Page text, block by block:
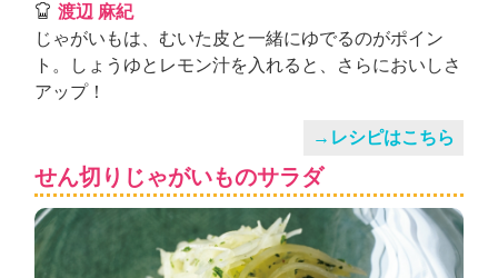
渡辺 麻紀
じゃがいもは、むいた皮と一緒にゆでるのがポイン
ト。しょうゆとレモン汁を入れると、さらにおいしさ
アップ！
→レシピはこちら
せん切りじゃがいものサラダ